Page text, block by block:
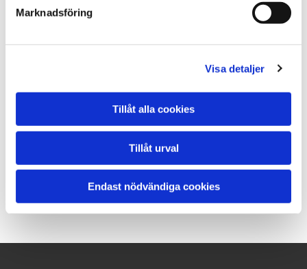
Marknadsföring
Visa detaljer
Tillåt alla cookies
Tillåt urval
Endast nödvändiga cookies
KONTAKTA MIG ANGÅENDE DENNA PRODUKT
Arb.bredd: 150 cm
Vikt: 230kg
Pris: 25.000:-